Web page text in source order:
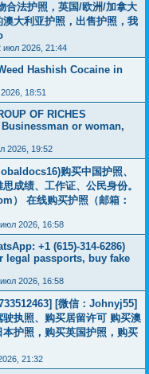
合法护照，英国/欧洲/加拿大
大利亚护照，出售护照，我
июл 2026, 21:44
Hashish Cocaine in
18:51
OF RICHES
Businessman or woman,
2026, 19:52
购买中国护照、
成绩、工作证、公民身份。
） 在线购买护照（邮箱：
2026, 16:58
+1 (615)-314-6286)
legal passports, buy fake
2026, 16:58
[微信：Johnyj55]
执照、购买居留许可 购买澳
护照，购买英国护照，购买
21:32